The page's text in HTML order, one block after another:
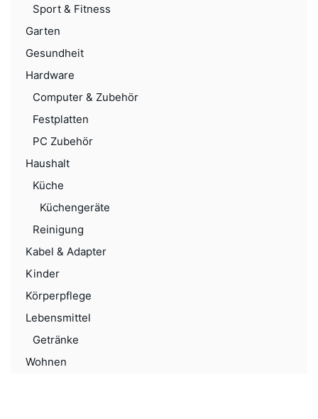
Sport & Fitness
Garten
Gesundheit
Hardware
Computer & Zubehör
Festplatten
PC Zubehör
Haushalt
Küche
Küchengeräte
Reinigung
Kabel & Adapter
Kinder
Körperpflege
Lebensmittel
Getränke
Wohnen